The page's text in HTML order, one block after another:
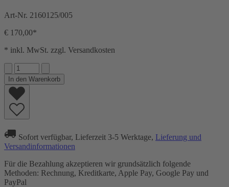
Art-Nr. 2160125/005
€ 170,00*
* inkl. MwSt. zzgl. Versandkosten
In den Warenkorb
Sofort verfügbar, Lieferzeit 3-5 Werktage, Lieferung und
Versandinformationen
Für die Bezahlung akzeptieren wir grundsätzlich folgende
Methoden: Rechnung, Kreditkarte, Apple Pay, Google Pay und
PayPal